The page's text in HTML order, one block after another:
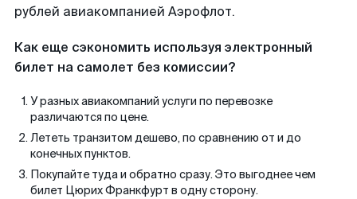
рублей авиакомпанией Аэрофлот.
Как еще сэкономить используя электронный
билет на самолет без комиссии?
У разных авиакомпаний услуги по перевозке
различаются по цене.
Лететь транзитом дешево, по сравнению от и до
конечных пунктов.
Покупайте туда и обратно сразу. Это выгоднее чем
билет Цюрих Франкфурт в одну сторону.